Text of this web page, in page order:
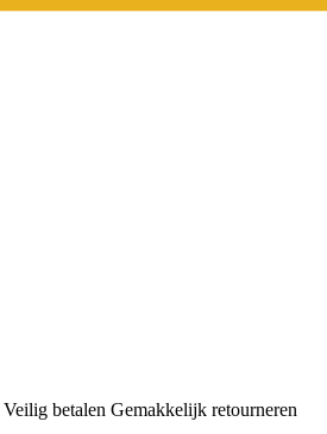
Veilig betalen Gemakkelijk retourneren